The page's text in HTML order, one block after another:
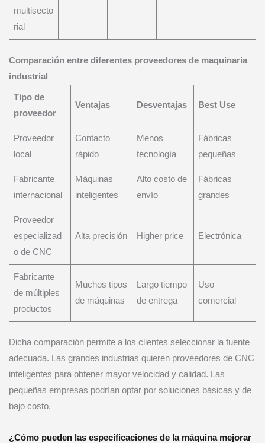
multisecto
rial
Comparación entre diferentes proveedores de maquinaria
industrial
Tipo de
proveedor
Ventajas Desventajas Best Use
Proveedor
local
Contacto
rápido
Menos
tecnología
Fábricas
pequeñas
Fabricante
internacional
Máquinas
inteligentes
Alto costo de
envío
Fábricas
grandes
Proveedor
especializad
o de CNC
Alta precisión Higher price Electrónica
Fabricante
de múltiples
productos
Muchos tipos
de máquinas
Largo tiempo
de entrega
Uso
comercial
Dicha comparación permite a los clientes seleccionar la fuente
adecuada. Las grandes industrias quieren proveedores de CNC
inteligentes para obtener mayor velocidad y calidad. Las
pequeñas empresas podrían optar por soluciones básicas y de
bajo costo.
¿Cómo pueden las especificaciones de la máquina mejorar